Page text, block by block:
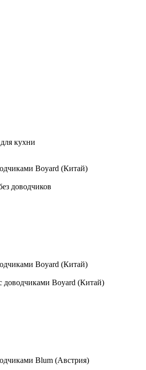
кухни
Boyard (Китай)
доводчиков
Boyard (Китай)
доводчиками Boyard (Китай)
Blum (Австрия)